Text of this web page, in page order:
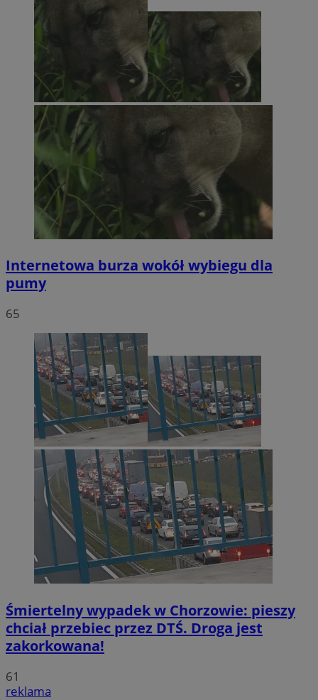
Internetowa burza wokół wybiegu dla
pumy
65
Śmiertelny wypadek w Chorzowie: pieszy
chciał przebiec przez DTŚ. Droga jest
zakorkowana!
61
reklama